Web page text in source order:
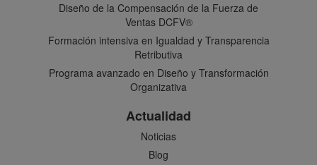
Diseño de la Compensación de la Fuerza de
Ventas DCFV®
Formación intensiva en Igualdad y Transparencia
Retributiva
Programa avanzado en Diseño y Transformación
Organizativa
Actualidad
Noticias
Blog